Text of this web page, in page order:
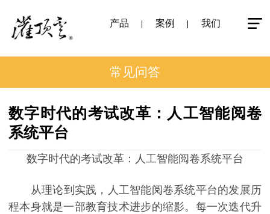
产品 案例 我们
常见问答
数字时代的考试改革：人工智能阅卷
系统平台
数字时代的考试改革：人工智能阅卷系统平台
从理论到实践，人工智能阅卷系统平台的发展历
程本身就是一部教育技术进步的缩影。每一次迭代升